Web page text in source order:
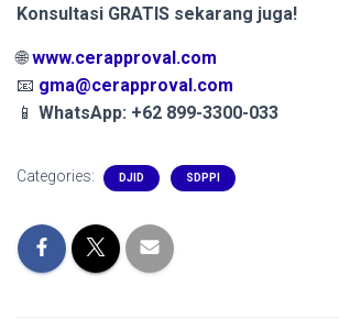
Konsultasi GRATIS sekarang juga!
🌐www.cerapproval.com
📧 gma@cerapproval.com
📱 WhatsApp: +62 899-3300-033
Categories: DJID SDPPI